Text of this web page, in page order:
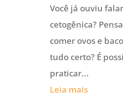
Você já ouviu
cetogênica?
comer ovos e
tudo certo? É
praticar...
Leia mais